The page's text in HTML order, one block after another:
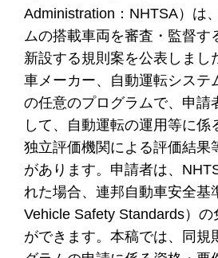
Administration：NHTSA）は
ムの搭載車両を審査・監督す
新設する規則案を公表しまし
車メーカー、自動運転システ
の任意のプログラムで、申請
して、自動運転の運用等に係
独立評価機関による評価結果
があります。申請者は、
れた場合、連邦自動車安全基
Vehicle Safety Standards）の
ができます。本稿では、同規